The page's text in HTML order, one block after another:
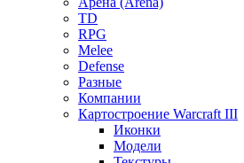
TD
RPG
Melee
Defense
Разные
Компании
Картостроение Warcraft III
Иконки
Модели